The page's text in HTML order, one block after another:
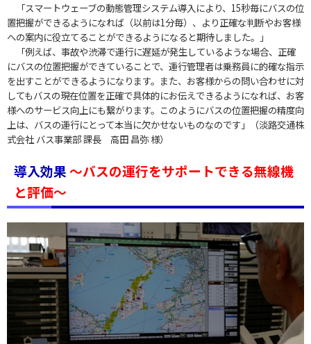
「スマートウェーブの動態管理システム導入により、15秒毎にバスの位
置把握ができるようになれば（以前は1分毎）、より正確な判断やお客様
への案内に役立てることができるようになると期待しました。」
「例えば、事故や渋滞で運行に遅延が発生しているような場合、正確
にバスの位置把握ができていることで、運行管理者は乗務員に的確な指示
を出すことができるようになります。また、お客様からの問い合わせに対
してもバスの現在位置を正確で具体的にお伝えできるようになれば、お客
様へのサービス向上にも繋がります。このようにバスの位置把握の精度向
上は、バスの運行にとって本当に欠かせないものなのです」（淡路交通株
式会社 バス事業部 課長 高田 昌弥 様）
導入効果～バスの運行をサポートできる無線機
と評価～